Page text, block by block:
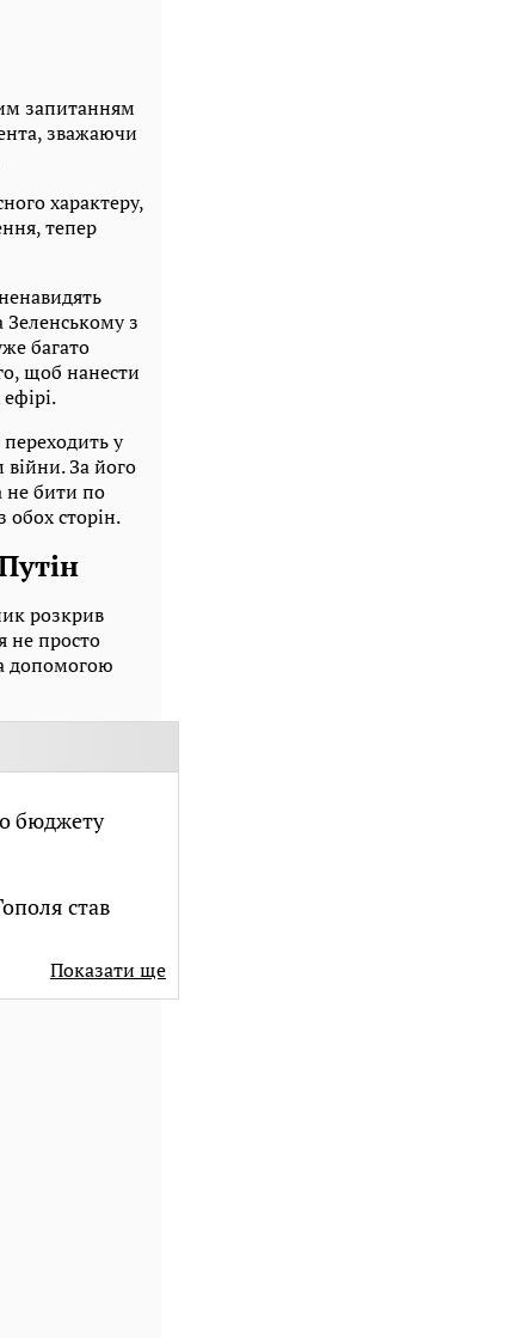
запитанням
зважаючи
характеру,
тепер
Зеленському з
багато
щоб нанести
у
За його
не бити по
сторін.
розкрив
не просто
допомогою
бюджету
став
Показати ще